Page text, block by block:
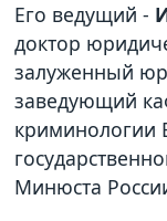
Его ведущий -
доктор
залуженный
заведующий
криминологии
Минюста